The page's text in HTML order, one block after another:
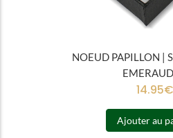
NOEUD PAPILLON |
14.95€
Ajouter au